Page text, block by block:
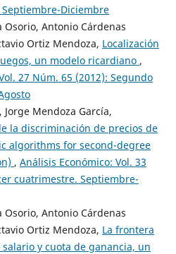
Diciembre
Osorio, Antonio Cárdenas
Ortiz Mendoza, Localización
un modelo ricardiano ,
27 Núm. 65 (2012): Segundo
Mendoza García,
la discriminación de precios de
algorithms for second-degree
, Análisis Económico: Vol. 33
cuatrimestre. Septiembre-
Osorio, Antonio Cárdenas
Ortiz Mendoza, La frontera
y cuota de ganancia, un